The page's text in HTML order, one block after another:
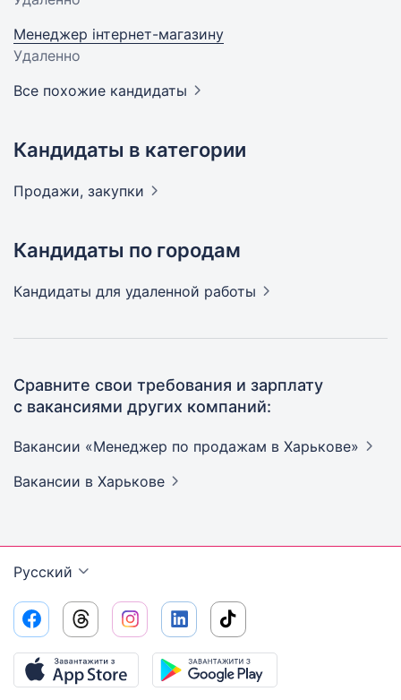
Менеджер інтернет-магазину
Удаленно
Все похожие кандидаты
Кандидаты в категории
Продажи, закупки
Кандидаты по городам
Кандидаты для удаленной работы
Сравните свои требования и зарплату
с вакансиями других компаний:
Вакансии «Менеджер по продажам в Харькове»
Вакансии в Харькове
Русский